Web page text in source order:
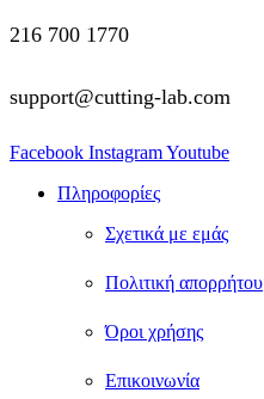
216 700 1770
support@cutting-lab.com
Facebook InstagramYoutube
Πληροφορίες
Σχετικά με εμάς
Πολιτική απορρήτου
Όροι χρήσης
Επικοινωνία